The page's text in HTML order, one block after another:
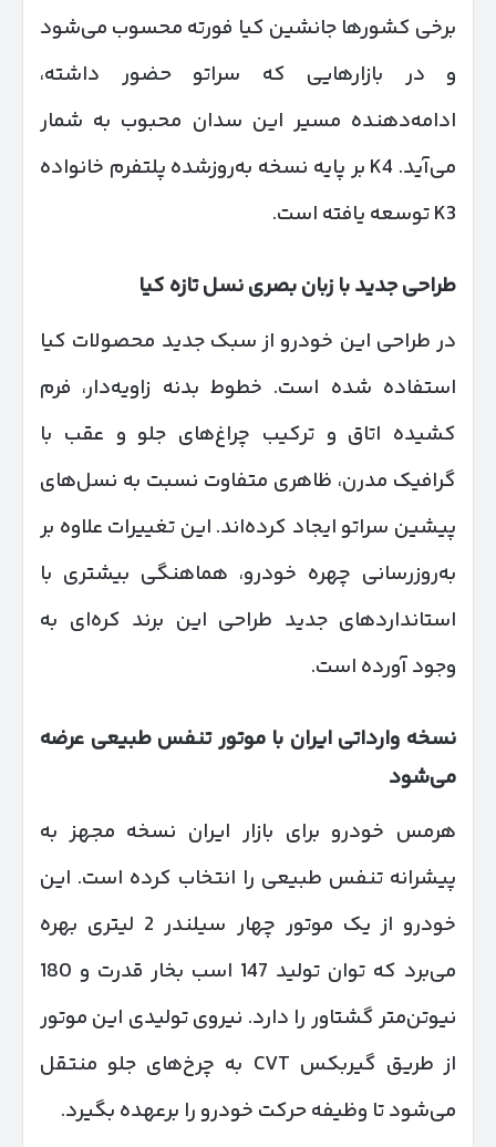
برخی کشورها جانشین کیا فورته محسوب می‌شود
و در بازارهایی که سراتو حضور داشته،
ادامه‌دهنده مسیر این سدان محبوب به شمار
می‌آید. K4 بر پایه نسخه به‌روزشده پلتفرم خانواده
K3 توسعه یافته است.
طراحی جدید با زبان بصری نسل تازه کیا
در طراحی این خودرو از سبک جدید محصولات کیا
استفاده شده است. خطوط بدنه زاویه‌دار، فرم
کشیده اتاق و ترکیب چراغ‌های جلو و عقب با
گرافیک مدرن، ظاهری متفاوت نسبت به نسل‌های
پیشین سراتو ایجاد کرده‌اند. این تغییرات علاوه بر
به‌روزرسانی چهره خودرو، هماهنگی بیشتری با
استانداردهای جدید طراحی این برند کره‌ای به
وجود آورده است.
نسخه وارداتی ایران با موتور تنفس طبیعی عرضه
می‌شود
هرمس خودرو برای بازار ایران نسخه مجهز به
پیشرانه تنفس طبیعی را انتخاب کرده است. این
خودرو از یک موتور چهار سیلندر 2 لیتری بهره
می‌برد که توان تولید 147 اسب بخار قدرت و 180
نیوتن‌متر گشتاور را دارد. نیروی تولیدی این موتور
از طریق گیربکس CVT به چرخ‌های جلو منتقل
می‌شود تا وظیفه حرکت خودرو را برعهده بگیرد.